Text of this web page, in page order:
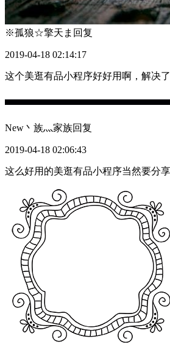
※孤狼☆擎天ま 回复
2019-04-18 02:14:17
这个美逛有品小程序好好用啊，解决
New丶族灬家族回复
2019-04-18 02:06:43
这么好用的美逛有品小程序当然要分